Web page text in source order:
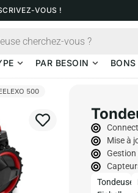
VOUS !
PAR BESOIN
500
Mise à
Gestion
Tondeuse